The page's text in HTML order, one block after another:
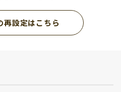
再設定はこちら